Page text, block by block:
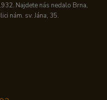
Najdete nás nedalo Brna,
nám. sv. Jána, 35.